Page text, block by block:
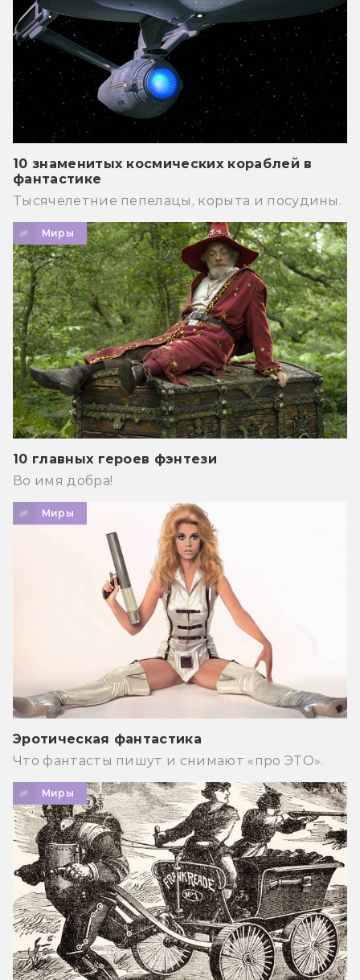
10 знаменитых космических кораблей в
фантастике
Тысячелетние пепелацы, корыта и посудины.
Миры
10 главных героев фэнтези
Во имя добра!
Миры
Эротическая фантастика
Что фантасты пишут и снимают «про ЭТО».
Миры